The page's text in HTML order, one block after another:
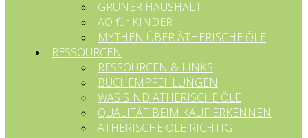
GRÜNER HAUSHALT
ÄÖ für KINDER
MYTHEN ÜBER ÄTHERISCHE ÖLE
RESSOURCEN
RESSOURCEN & LINKS
BUCHEMPFEHLUNGEN
WAS SIND ÄTHERISCHE ÖLE
QUALITÄT BEIM KAUF ERKENNEN
ÄTHERISCHE ÖLE RICHTIG